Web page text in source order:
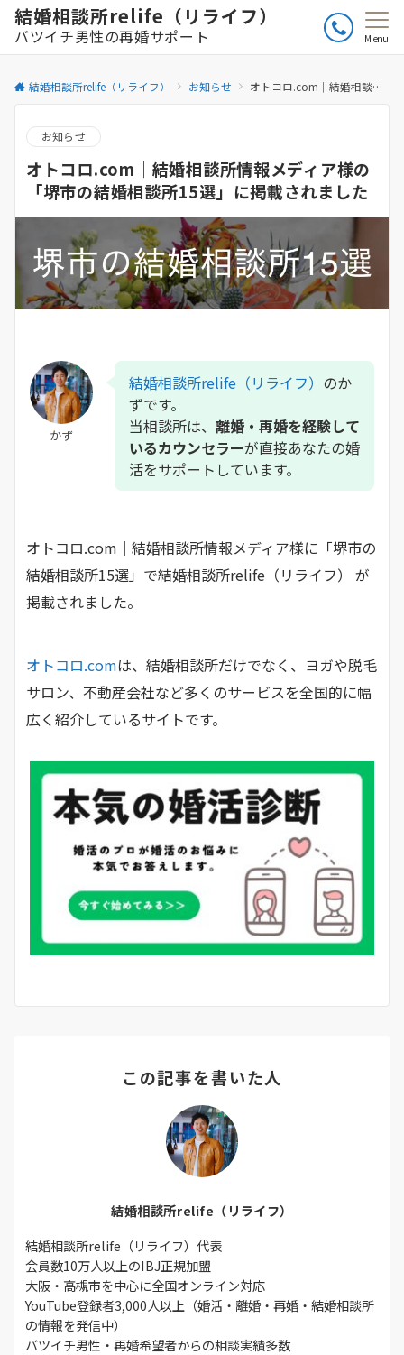
結婚相談所relife（リライフ）
バツイチ男性の再婚サポート Menu
結婚相談所relife（リライフ） お知らせ オトコロ.com｜結婚相談所情報メディア様の「堺市の結婚相談所15選」に掲載されました
お知らせ
オトコロ.com｜結婚相談所情報メディア様の
「堺市の結婚相談所15選」に掲載されました
かず
結婚相談所relife（リライフ） のか
ずです。
当相談所は、 離婚・再婚を経験して
いるカウンセラーが直接あなたの婚
活をサポートしています。
オトコロ.com｜結婚相談所情報メディア様に「堺市の
結婚相談所15選」で結婚相談所relife（リライフ） が
掲載されました。
オトコロ.comは、結婚相談所だけでなく、ヨガや脱毛
サロン、不動産会社など多くのサービスを全国的に幅
広く紹介しているサイトです。
この記事を書いた人
結婚相談所relife（リライフ）
結婚相談所relife（リライフ）代表
会員数10万人以上のIBJ正規加盟
大阪・高槻市を中心に全国オンライン対応
YouTube登録者3,000人以上（婚活・離婚・再婚・結婚相談所
の情報を発信中）
バツイチ男性・再婚希望者からの相談実績多数